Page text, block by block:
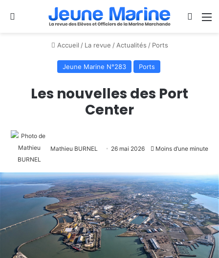
Se connecter
Accueil / La revue / Actualités / Ports
Jeune Marine N°283 Ports
Les nouvelles des Port
Center
Mathieu BURNEL 26 mai 2026 Moins d’une minute